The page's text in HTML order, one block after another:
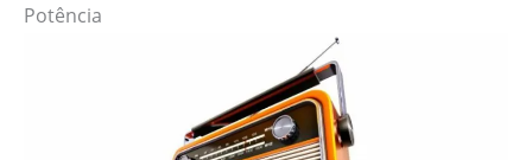
Potência